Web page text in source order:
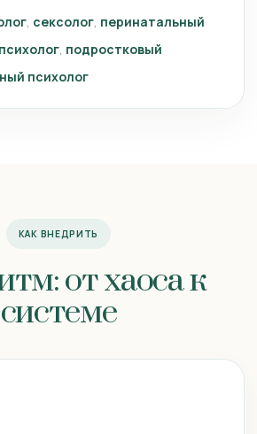
сексолог перинатальный
подростковый
психолог
КАК ВНЕДРИТЬ
от хаоса к
системе